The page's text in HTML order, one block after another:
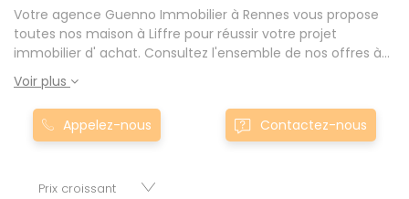
Votre agence Guenno Immobilier à Rennes vous propose
toutes nos maison à Liffre pour réussir votre projet
immobilier d' achat. Consultez l'ensemble de nos offres à
Rennes mais également aux alentours : Le Rheu, Pacé,
Montgermont... Nos maison T8 à Liffre sont proposés au
meilleur prix du marché pour permettre au plus grand
nombre de réussir son projet immobilier. Nous mettons à
et murs.
Voir plus
Appelez-nous Contactez-nous